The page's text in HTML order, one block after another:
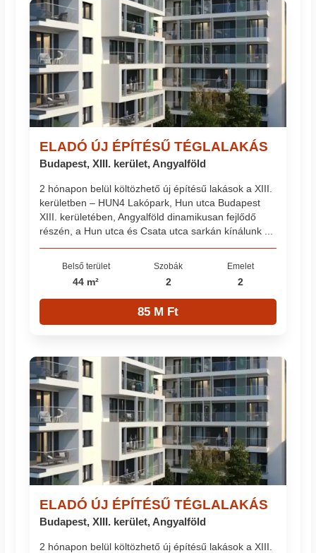
ELADÓ ÚJ ÉPÍTÉSŰ TÉGLALAKÁS
Budapest, XIII. kerület, Angyalföld
2 hónapon belül költözhető új építésű lakások a XIII.
kerületben – HUN4 Lakópark, Hun utca Budapest
XIII. kerületében, Angyalföld dinamikusan fejlődő
részén, a Hun utca és Csata utca sarkán kínálunk ...
Belső terület
44 m²
Szobák
2
Emelet
2
85 M Ft
ELADÓ ÚJ ÉPÍTÉSŰ TÉGLALAKÁS
Budapest, XIII. kerület, Angyalföld
2 hónapon belül költözhető új építésű lakások a XIII.